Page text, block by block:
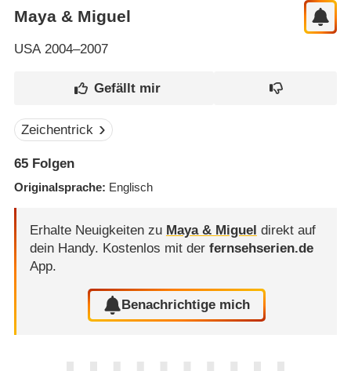
Maya & Miguel
USA2004–2007
Zeichentrick
65Folgen
Originalsprache Englisch
Erhalte Neuigkeiten zu Maya & Miguel direkt auf
dein Handy. Kostenlos mit der fernsehserien.de
App.
Benachrichtige mich